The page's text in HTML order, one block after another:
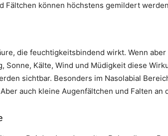
Fältchen können höchstens gemildert
die feuchtigkeitsbindend wirkt. Wenn
Sonne, Kälte, Wind und Müdigkeit diese
sichtbar. Besonders im Nasolabial
auch kleine Augenfältchen und Falten